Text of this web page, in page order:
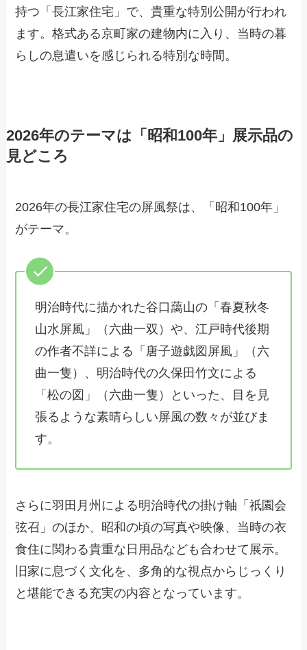
持つ「長江家住宅」で、貴重な特別公開が行われ
ます。格式ある京町家の建物内に入り、当時の暮
らしの息遣いを感じられる特別な時間。
2026年のテーマは「昭和100年」展示品の
見どころ
2026年の長江家住宅の屏風祭は、「昭和100年」
がテーマ。
明治時代に描かれた谷口藹山の「春夏秋冬
山水屏風」（六曲一双）や、江戸時代後期
の作者不詳による「唐子遊戯図屏風」（六
曲一隻）、明治時代の久保田竹文による
「松の図」（六曲一隻）といった、目を見
張るような素晴らしい屏風の数々が並びま
す。
さらに羽田月州による明治時代の掛け軸「祇園会
弦召」のほか、昭和の頃の写真や映像、当時の衣
食住に関わる貴重な日用品なども合わせて展示。
旧家に息づく文化を、多角的な視点からじっくり
と堪能できる充実の内容となっています。